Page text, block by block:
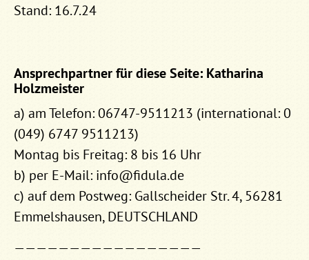
Stand: 16.7.24
Ansprechpartner für diese Seite: Katharina
Holzmeister
a) am Telefon: 06747-9511213 (international: 0
(049) 6747 9511213)
Montag bis Freitag: 8 bis 16 Uhr
b) per E-Mail: info@fidula.de
c) auf dem Postweg: Gallscheider Str. 4, 56281
Emmelshausen, DEUTSCHLAND
—————————————————